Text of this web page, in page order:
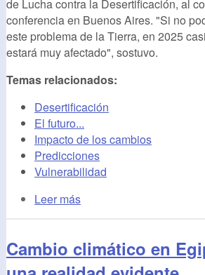
de Lucha contra la Desertificación, al
conferencia en Buenos Aires. "Si no
este problema de la Tierra, en 2025
estará muy afectado", sostuvo.
Temas relacionados:
Desertificación
El futuro...
Impacto de los cambios
Predicciones
Vulnerabilidad
Leer más
Cambio climático en